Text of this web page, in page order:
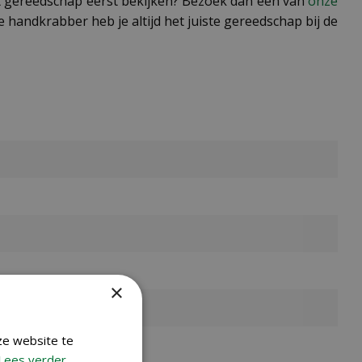
heb je altijd het juiste gereedschap bij de
×
website te